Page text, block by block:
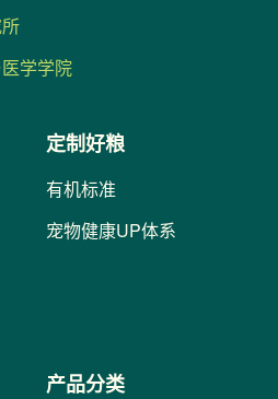
学学院
定制好粮
有机标准
宠物健康UP体系
产品分类